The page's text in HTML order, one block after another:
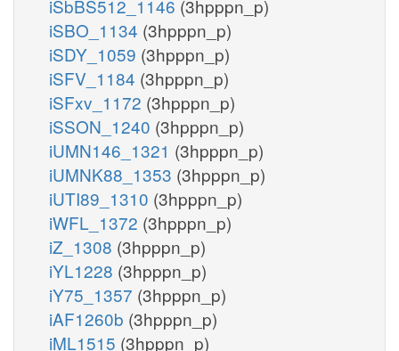
iSbBS512_1146 (3hpppn_p)
iSBO_1134 (3hpppn_p)
iSDY_1059 (3hpppn_p)
iSFV_1184 (3hpppn_p)
iSFxv_1172 (3hpppn_p)
iSSON_1240 (3hpppn_p)
iUMN146_1321 (3hpppn_p)
iUMNK88_1353 (3hpppn_p)
iUTI89_1310 (3hpppn_p)
iWFL_1372 (3hpppn_p)
iZ_1308 (3hpppn_p)
iYL1228 (3hpppn_p)
iY75_1357 (3hpppn_p)
iAF1260b (3hpppn_p)
iML1515 (3hpppn_p)